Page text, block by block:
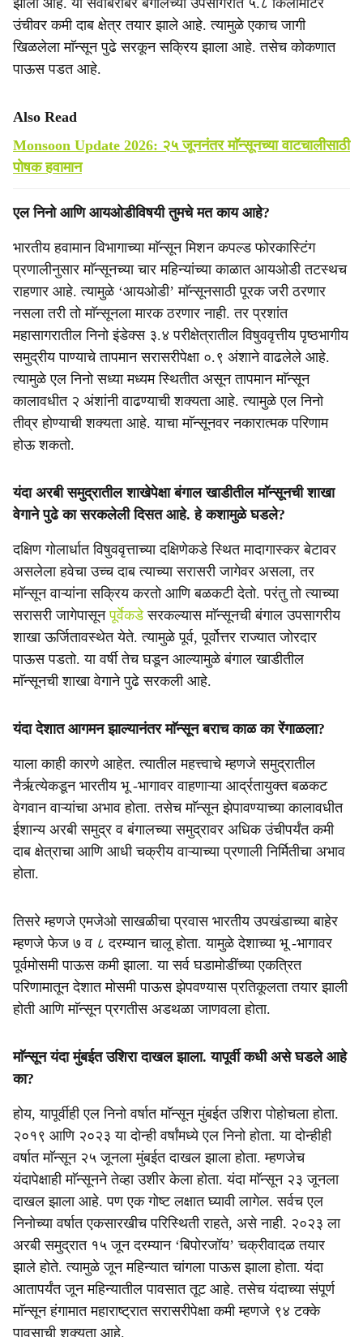
झाला आहे. या सर्वांबरोबर बंगालच्या उपसागरात ५.८ किलोमीटर
उंचीवर कमी दाब क्षेत्र तयार झाले आहे. त्यामुळे एकाच जागी
खिळलेला माॅन्सून पुढे सरकून सक्रिय झाला आहे. तसेच कोकणात
पाऊस पडत आहे.
Also Read
Monsoon Update 2026: २५ जूननंतर माॅन्सूनच्या वाटचालीसाठी
पोषक हवामान
एल निनो आणि आयओडीविषयी तुमचे मत काय आहे?
भारतीय हवामान विभागाच्या माॅन्सून मिशन कपल्ड फोरकास्टिंग
प्रणालीनुसार माॅन्सूनच्या चार महिन्यांच्या काळात आयओडी तटस्थच
राहणार आहे. त्यामुळे ‘आयओडी’ माॅन्सूनसाठी पूरक जरी ठरणार
नसला तरी तो माॅन्सूनला मारक ठरणार नाही. तर प्रशांत
महासागरातील निनो इंडेक्स ३.४ परीक्षेत्रातील विषुववृत्तीय पृष्ठभागीय
समुद्रीय पाण्याचे तापमान सरासरीपेक्षा ०.९ अंशाने वाढलेले आहे.
त्यामुळे एल निनो सध्या मध्यम स्थितीत असून तापमान माॅन्सून
कालावधीत २ अंशांनी वाढण्याची शक्यता आहे. त्यामुळे एल निनो
तीव्र होण्याची शक्यता आहे. याचा माॅन्सूनवर नकारात्मक परिणाम
होऊ शकतो.
यंदा अरबी समुद्रातील शाखेपेक्षा बंगाल खाडीतील माॅन्सूनची शाखा
वेगाने पुढे का सरकलेली दिसत आहे. हे कशामुळे घडले?
दक्षिण गोलार्धात विषुववृत्ताच्या दक्षिणेकडे स्थित मादागास्कर बेटावर
असलेला हवेचा उच्च दाब त्याच्या सरासरी जागेवर असला, तर
माॅन्सून वाऱ्यांना सक्रिय करतो आणि बळकटी देतो. परंतु तो त्याच्या
सरासरी जागेपासूनपूर्वेकडेसरकल्यास माॅन्सूनची बंगाल उपसागरीय
शाखा ऊर्जितावस्थेत येते. त्यामुळे पूर्व, पूर्वोत्तर राज्यात जोरदार
पाऊस पडतो. या वर्षी तेच घडून आल्यामुळे बंगाल खाडीतील
माॅन्सूनची शाखा वेगाने पुढे सरकली आहे.
यंदा देशात आगमन झाल्यानंतर माॅन्सून बराच काळ का रेंगाळला?
याला काही कारणे आहेत. त्यातील महत्त्वाचे म्हणजे समुद्रातील
नैर्ऋत्येकडून भारतीय भू -भागावर वाहणाऱ्या आर्द्रतायुक्त बळकट
वेगवान वाऱ्यांचा अभाव होता. तसेच माॅन्सून झेपावण्याच्या कालावधीत
ईशान्य अरबी समुद्र व बंगालच्या समुद्रावर अधिक उंचीपर्यंत कमी
दाब क्षेत्राचा आणि आधी चक्रीय वाऱ्याच्या प्रणाली निर्मितीचा अभाव
होता.
तिसरे म्हणजे एमजेओ साखळीचा प्रवास भारतीय उपखंडाच्या बाहेर
म्हणजे फेज ७ व ८ दरम्यान चालू होता. यामुळे देशाच्या भू -भागावर
पूर्वमोसमी पाऊस कमी झाला. या सर्व घडामोडींच्या एकत्रित
परिणामातून देशात मोसमी पाऊस झेपवण्यास प्रतिकूलता तयार झाली
होती आणि माॅन्सून प्रगतीस अडथळा जाणवला होता.
माॅन्सून यंदा मुंबईत उशिरा दाखल झाला. यापूर्वी कधी असे घडले आहे
का?
होय, यापूर्वीही एल निनो वर्षात माॅन्सून मुंबईत उशिरा पोहोचला होता.
२०१९ आणि २०२३ या दोन्ही वर्षांमध्ये एल निनो होता. या दोन्हीही
वर्षात माॅन्सून २५ जूनला मुंबईत दाखल झाला होता. म्हणजेच
यंदापेक्षाही माॅन्सूनने तेव्हा उशीर केला होता. यंदा माॅन्सून २३ जूनला
दाखल झाला आहे. पण एक गोष्ट लक्षात घ्यावी लागेल. सर्वच एल
निनोच्या वर्षात एकसारखीच परिस्थिती राहते, असे नाही. २०२३ ला
अरबी समुद्रात १५ जून दरम्यान ‘बिपोरजॉय’ चक्रीवादळ तयार
झाले होते. त्यामुळे जून महिन्यात चांगला पाऊस झाला होता. यंदा
आतापर्यंत जून महिन्यातील पावसात तूट आहे. तसेच यंदाच्या संपूर्ण
माॅन्सून हंगामात महाराष्ट्रात सरासरीपेक्षा कमी म्हणजे ९४ टक्के
पावसाची शक्यता आहे.